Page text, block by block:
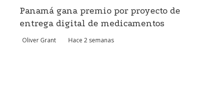
Panamá gana premio por proyecto de
entrega digital de medicamentos
Oliver Grant Hace 2 semanas